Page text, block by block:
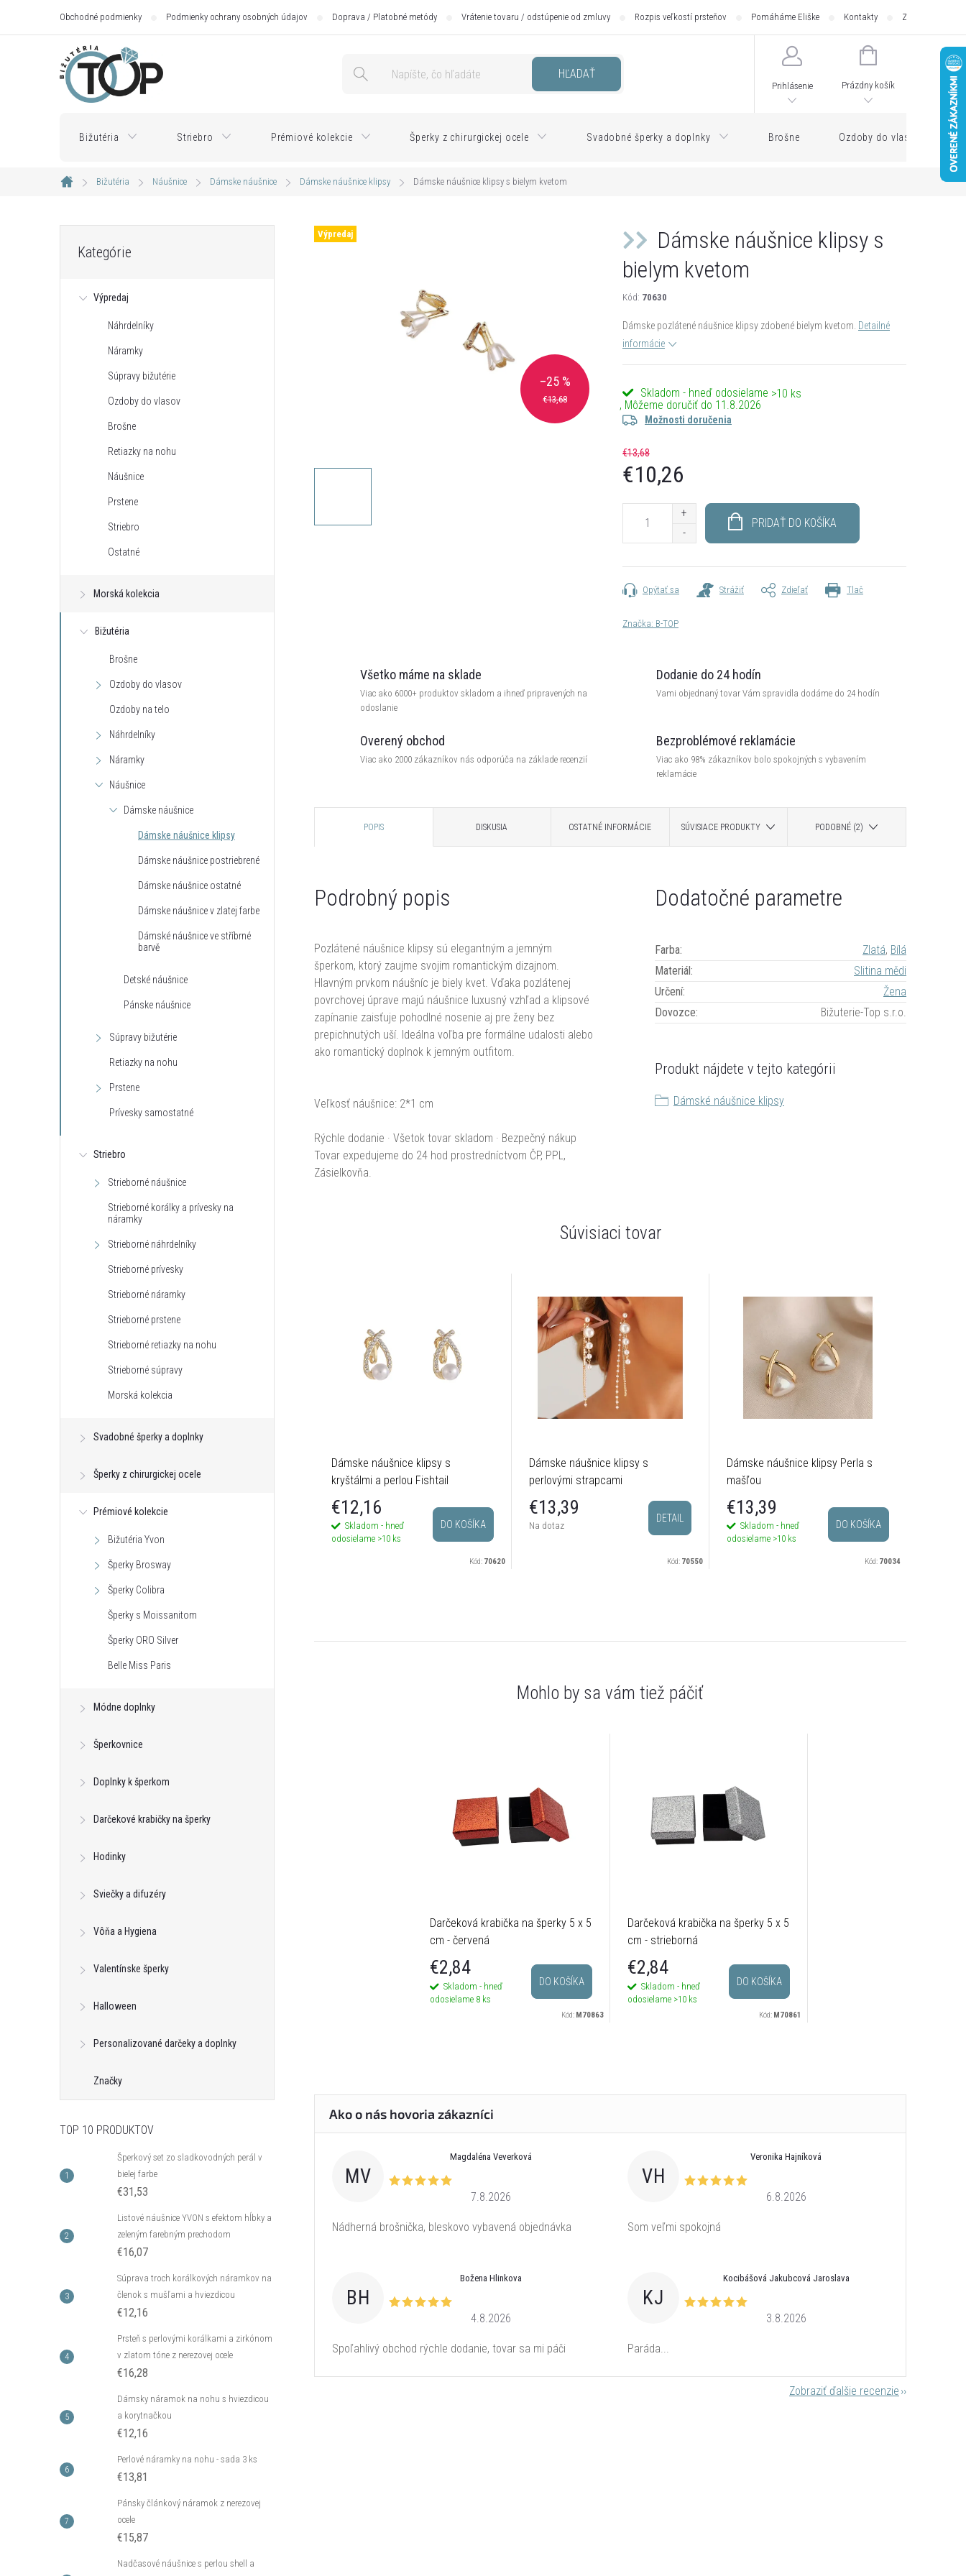
Obchodné podmienky Podmienky ochrany osobných údajov Doprava / Platobné metódy Vrátenie tovaru / odstúpenie od zmluvy Rozpis veľkostí prsteňov Pomáháme Eliške Kontakty Zásilkovna -
HĽADAŤ
Prihlásenie
NÁKUPNÝ
Prázdny košík
Bižutéria Striebro Prémiové kolekcie Šperky z chirurgickej ocele Svadobné šperky a doplnky Brošne Ozdoby do vlasov
Domov
Bižutéria Náušnice Dámske náušnice Dámske náušnice klipsy Dámske náušnice klipsy s bielym kvetom
kategórie
Kategórie
Výpredaj
Náhrdelníky
Náramky
Súpravy bižutérie
Ozdoby do vlasov
Brošne
Retiazky na nohu
Náušnice
Prstene
Striebro
Ostatné
Morská kolekcia
Bižutéria
Brošne
Ozdoby do vlasov
Ozdoby na telo
Náhrdelníky
Náramky
Náušnice
Dámske náušnice
Dámske náušnice klipsy
Dámske náušnice postriebrené
Dámske náušnice ostatné
Dámske náušnice v zlatej farbe
Dámské náušnice ve stříbrné
barvě
Detské náušnice
Pánske náušnice
Súpravy bižutérie
Retiazky na nohu
Prstene
Prívesky samostatné
Striebro
Strieborné náušnice
Strieborné korálky a prívesky na
náramky
Strieborné náhrdelníky
Strieborné prívesky
Strieborné náramky
Strieborné prstene
Strieborné retiazky na nohu
Strieborné súpravy
Morská kolekcia
Svadobné šperky a doplnky
Šperky z chirurgickej ocele
Prémiové kolekcie
Bižutéria Yvon
Šperky Brosway
Šperky Colibra
Šperky s Moissanitom
Šperky ORO Silver
Belle Miss Paris
Módne doplnky
Šperkovnice
Doplnky k šperkom
Darčekové krabičky na šperky
Hodinky
Sviečky a difuzéry
Vôňa a Hygiena
Valentínske šperky
Halloween
Personalizované darčeky a doplnky
Značky
TOP 10 PRODUKTOV
Šperkový set zo sladkovodných perál v
bielej farbe
€31,53
Listové náušnice YVON s efektom hĺbky a
zeleným farebným prechodom
€16,07
Súprava troch korálkových náramkov na
členok s mušľami a hviezdicou
€12,16
Prsteň s perlovými korálkami a zirkónom
v zlatom tóne z nerezovej ocele
€16,28
Dámsky náramok na nohu s hviezdicou
a korytnačkou
€12,16
Perlové náramky na nohu - sada 3 ks
€13,81
Pánsky článkový náramok z nerezovej
ocele
€15,87
Nadčasové náušnice s perlou shell a
Výpredaj
€13,68
–25 %
Dámske náušnice klipsy s
bielym kvetom
Kód: 70630
Dámske pozlátené náušnice klipsy zdobené bielym kvetom. Detailné
informácie
Skladom - hneď odosielame >10 ks
11.8.2026
Možnosti doručenia
€13,68
€10,26
PRIDAŤ DO KOŠÍKA
Tlač
Opýtať sa Strážiť Zdieľať
Značka: B-TOP
Všetko máme na sklade
Viac ako 6000+ produktov skladom a ihneď pripravených na
odoslanie
Dodanie do 24 hodín
Vami objednaný tovar Vám spravidla dodáme do 24 hodín
Overený obchod
Viac ako 2000 zákazníkov nás odporúča na základe recenzií
Bezproblémové reklamácie
Viac ako 98% zákazníkov bolo spokojných s vybavením
reklamácie
POPIS DISKUSIA OSTATNÉ INFORMÁCIE SÚVISIACE PRODUKTY PODOBNÉ (2)
Podrobný popis
Pozlátené náušnice klipsy sú elegantným a jemným
šperkom, ktorý zaujme svojim romantickým dizajnom.
Hlavným prvkom náušníc je biely kvet. Vďaka pozlátenej
povrchovej úprave majú náušnice luxusný vzhľad a klipsové
zapínanie zaisťuje pohodlné nosenie aj pre ženy bez
prepichnutých uší. Ideálna voľba pre formálne udalosti alebo
ako romantický doplnok k jemným outfitom.
Veľkosť náušnice: 2*1 cm
Rýchle dodanie · Všetok tovar skladom · Bezpečný nákup
Tovar expedujeme do 24 hod prostredníctvom ČP, PPL,
Zásielkovňa.
Dodatočné parametre
Farba: Zlatá, Bílá
Materiál:
Slitina mědi
Určení:
Žena
Dovozce: Bižuterie-Top s.r.o.
Produkt nájdete v tejto kategórii
Dámské náušnice klipsy
Súvisiaci tovar
Dámske náušnice klipsy s
kryštálmi a perlou Fishtail
€12,16
Skladom - hneď
odosielame >10 ks
DO KOŠÍKA
Kód: 70620
Dámske náušnice klipsy s
perlovými strapcami
€13,39
Na dotaz
DETAIL
Kód: 70550
Dámske náušnice klipsy Perla s
mašľou
€13,39
Skladom - hneď
odosielame >10 ks
DO KOŠÍKA
Kód: 70034
Darčeková krabička na šperky 5 x 5
cm - červená
€2,84
Skladom - hneď
odosielame 8 ks
DO KOŠÍKA
Kód: M70863
Darčeková krabička na šperky 5 x 5
cm - strieborná
€2,84
Skladom - hneď
odosielame >10 ks
DO KOŠÍKA
Kód: M70861
MV
Magdaléna Veverková
7.8.2026
Nádherná brošnička, bleskovo vybavená objednávka
VH
Veronika Hajníková
6.8.2026
Som veľmi spokojná
BH
Božena Hlinkova
4.8.2026
Spoľahlivý obchod rýchle dodanie, tovar sa mi páči
KJ
Kocibášová Jakubcová Jaroslava
3.8.2026
Paráda...
Zobraziť ďalšie recenzie